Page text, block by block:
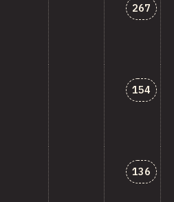
Svar
267
Svar
154
Svar
136